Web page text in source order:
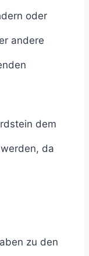
oder
andere
dem
da
zu den